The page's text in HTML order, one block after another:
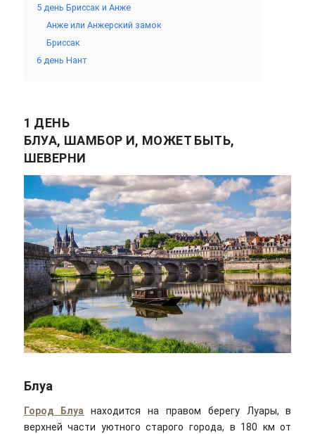
5 день Бриссак и Анже
Анже или Анжерский замок
Бриссак
6 день Нант
1 ДЕНЬ
БЛУА, ШАМБОР И, МОЖЕТ БЫТЬ,
ШЕВЕРНИ
Блуа
Город Блуа находится на правом берегу Луары, в
верхней части уютного старого города, в 180 км от